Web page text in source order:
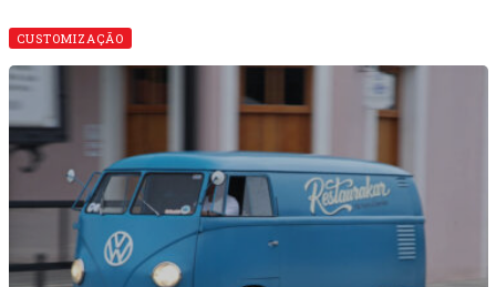
CUSTOMIZAÇÃO